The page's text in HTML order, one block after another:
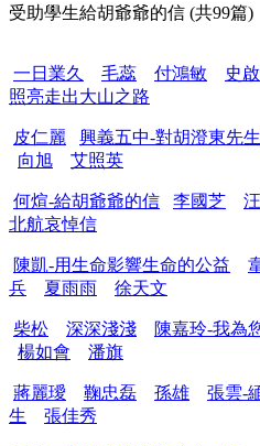
受助學生給胡爺爺的信 (共99篇)
一日業久 毛蕊 付鴻敏
史
照亮走出大山之路
皮仁麗
興義五中-對胡澄東先
向旭
艾照英
何煊-給胡爺爺的信 李國芝
北航哀悼信
陳凱-用生命影響生命的公益
兵
夏雨雨 徐天文
柴松 深深淺淺
陳嘉玲-我為
楊如會
潘旗
蔣麗璦 鞠忠磊 孫雄
張雲-
生
張佳秀